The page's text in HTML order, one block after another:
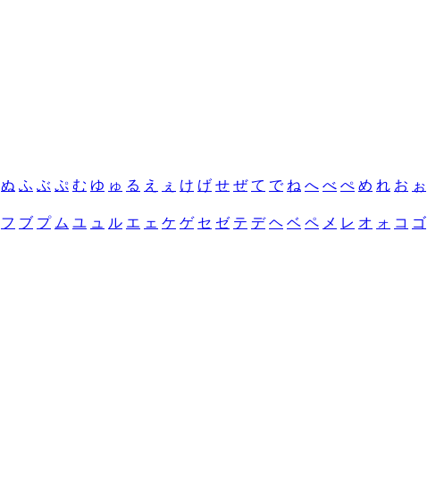
ぬ ふ ぶ ぷ む ゆ ゅ る え ぇ け げ せ ぜ て で ね へ べ ぺ め れ お ぉ
フ ブ プ ム ユ ュ ル エ ェ ケ ゲ セ ゼ テ デ ヘ ベ ペ メ レ オ ォ コ ゴ